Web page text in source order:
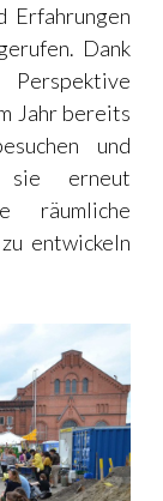
Erfahrungen
Dank
Jahr bereits
und
sie erneut
räumliche
entwickeln